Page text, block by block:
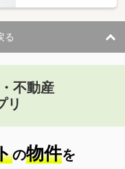
る
不動産
リ
の物件を